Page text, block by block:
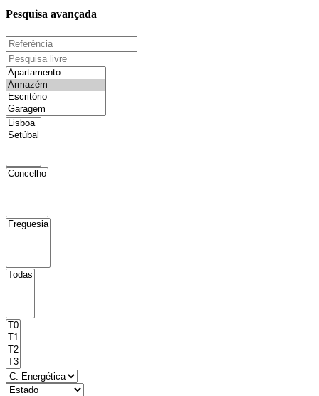
Pesquisa avançada